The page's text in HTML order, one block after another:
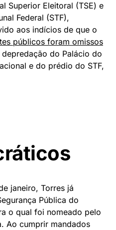
Superior Eleitoral (TSE) e
Federal (STF),
aos indícios de que o
públicos foram omissos
do Palácio do
e do prédio do STF,
janeiro, Torres já
Pública do
o qual foi nomeado pelo
Ao cumprir mandados